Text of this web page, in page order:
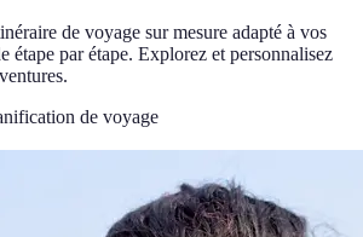
de voyage sur mesure adapté à vos
étape par étape. Explorez et personnalisez
de voyage